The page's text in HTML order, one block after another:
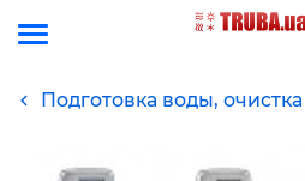
Подготовка воды,